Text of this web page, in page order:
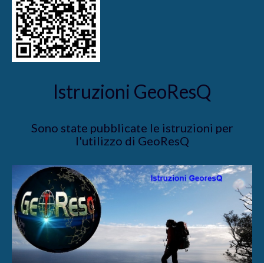
Istruzioni GeoResQ
Sono state pubblicate le istruzioni per
l'utilizzo di GeoResQ